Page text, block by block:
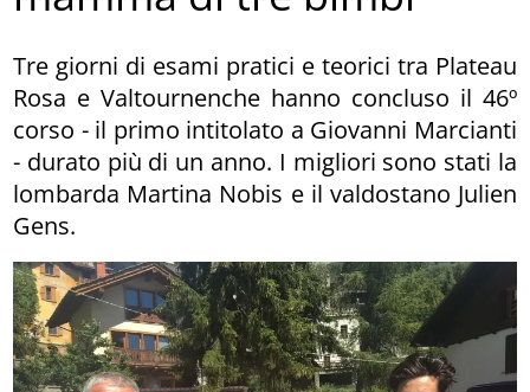
Tre giorni di esami pratici e teorici tra Plateau
Rosa e Valtournenche hanno concluso il 46º
corso - il primo intitolato a Giovanni Marcianti
- durato più di un anno. I migliori sono stati la
lombarda Martina Nobis e il valdostano Julien
Gens.